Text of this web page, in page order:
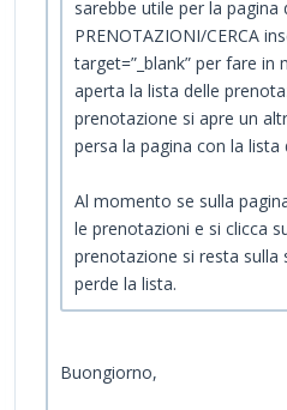
sarebbe utile per la pagina
PRENOTAZIONI/CERCA
target=”_blank” per fare
aperta la lista delle
prenotazione si apre un
persa la pagina con la lista
Al momento se sulla
le prenotazioni e si clicca
prenotazione si resta sulla
perde la lista.
Buongiorno,